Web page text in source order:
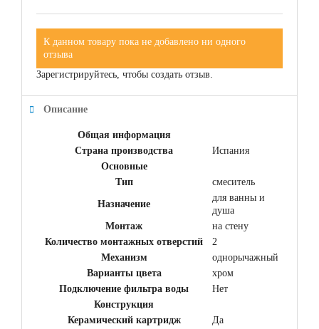
К данном товару пока не добавлено ни одного
отзыва
Зарегистрируйтесь, чтобы создать отзыв.
Описание
Общая информация
Страна производства
Испания
Основные
Тип
смеситель
Назначение
для ванны и
душа
Монтаж
на стену
Количество монтажных отверстий
2
Механизм
однорычажный
Варианты цвета
хром
Подключение фильтра воды
Нет
Конструкция
Керамический картридж
Да